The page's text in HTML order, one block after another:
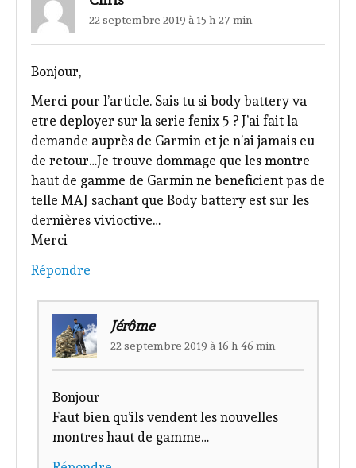
22 septembre 2019 à 15 h 27 min
Bonjour,
Merci pour l’article. Sais tu si body battery va
etre deployer sur la serie fenix 5 ? J’ai fait la
demande auprès de Garmin et je n’ai jamais eu
de retour…Je trouve dommage que les montre
haut de gamme de Garmin ne beneficient pas de
telle MAJ sachant que Body battery est sur les
dernières vivioctive…
Merci
Répondre
Jérôme
22 septembre 2019 à 16 h 46 min
Bonjour
Faut bien qu’ils vendent les nouvelles
montres haut de gamme…